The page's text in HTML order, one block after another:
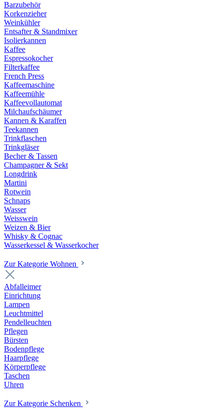
Barzubehör
Korkenzieher
Weinkühler
Entsafter & Standmixer
Isolierkannen
Kaffee
Espressokocher
Filterkaffee
French Press
Kaffeemaschine
Kaffeemühle
Kaffeevollautomat
Milchaufschäumer
Kannen & Karaffen
Teekannen
Trinkflaschen
Trinkgläser
Becher & Tassen
Champagner & Sekt
Longdrink
Martini
Rotwein
Schnaps
Wasser
Weisswein
Weizen & Bier
Whisky & Cognac
Wasserkessel & Wasserkocher
Zur Kategorie Wohnen
Abfalleimer
Einrichtung
Lampen
Leuchtmittel
Pendelleuchten
Pflegen
Bürsten
Bodenpflege
Haarpflege
Körperpflege
Taschen
Uhren
Zur Kategorie Schenken